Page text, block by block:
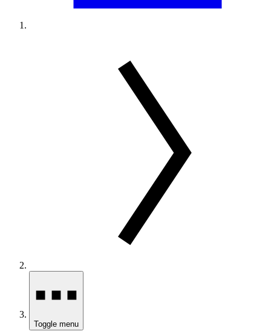
Toggle menu